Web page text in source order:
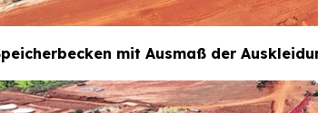
mit Ausmaß der